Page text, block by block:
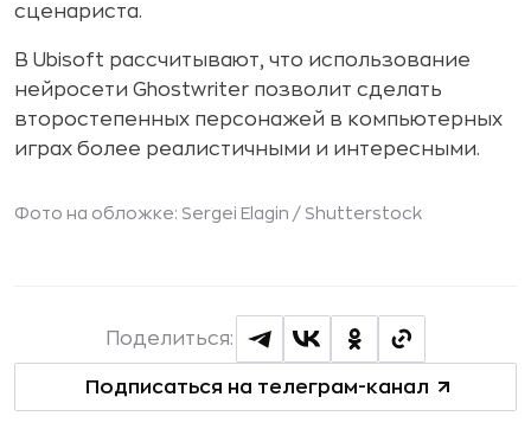
сценариста.
В Ubisoft рассчитывают, что использование
нейросети Ghostwriter позволит сделать
второстепенных персонажей в компьютерных
играх более реалистичными и интересными.
Фото на обложке: Sergei Elagin / Shutterstock
Подписаться на телеграм-канал
Поделиться: